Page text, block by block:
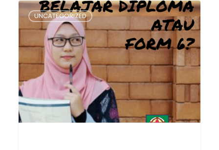
Sambung
Belajar
Tingkatan
6
Atau
Diploma
UNCATEGORIZED